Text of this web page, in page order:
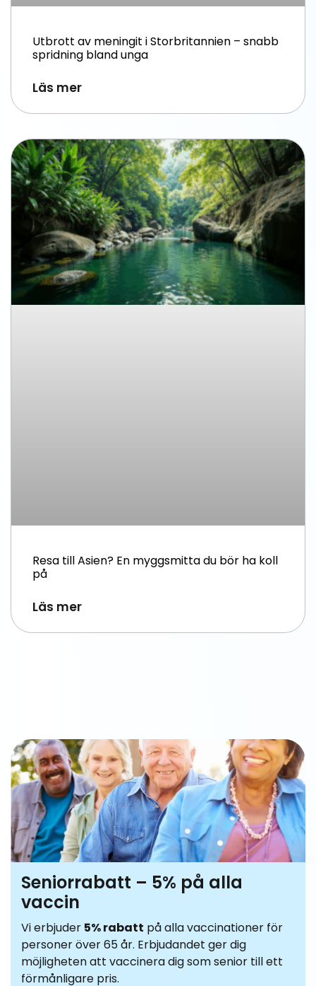
Utbrott av meningit i Storbritannien – snabb
spridning bland unga
Läs mer
Resa till Asien? En myggsmitta du bör ha koll
på
Läs mer
Seniorrabatt – 5% på alla
vaccin
Vi erbjuder 5% rabatt på alla vaccinationer för
personer över 65 år. Erbjudandet ger dig
möjligheten att vaccinera dig som senior till ett
förmånligare pris.